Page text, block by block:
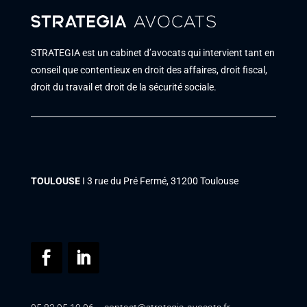
STRATEGIA est un cabinet d’avocats qui intervient tant en
conseil que contentieux en droit des affaires, droit fiscal,
droit du travail et droit de la sécurité sociale.
TOULOUSEΙ 3 rue du Pré Fermé, 31200 Toulouse